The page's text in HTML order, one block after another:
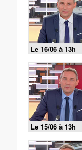
Le 16/06 à 13h
Le 15/06 à 13h